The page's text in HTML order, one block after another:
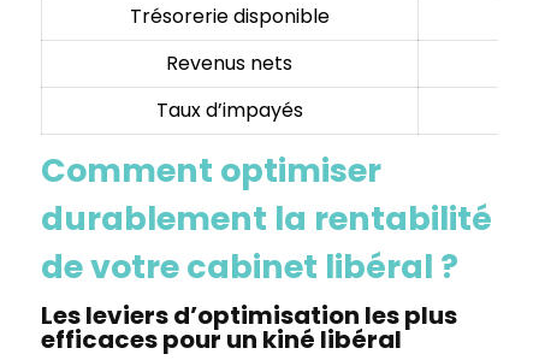
Trésorerie disponible
Revenus nets
Taux d’impayés
Comment optimiser
durablement la rentabilité
de votre cabinet libéral ?
Les leviers d’optimisation les plus
efficaces pour un kiné libéral